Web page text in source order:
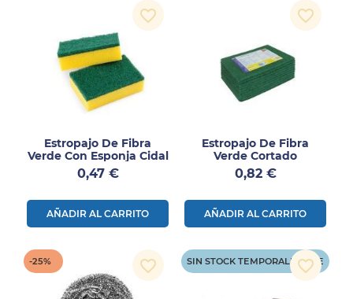
Estropajo De Fibra
Verde Con Esponja Cidal
Precio
0,47 €
AÑADIR AL CARRITO
favorite_border
Estropajo De Fibra
Verde Cortado
Precio
0,82 €
AÑADIR AL CARRITO
favorite_border
-25% favorite_border SIN STOCK TEMPORALMENTE
favorite_border